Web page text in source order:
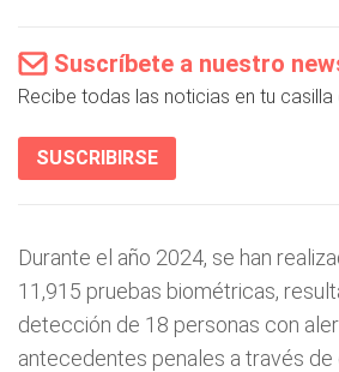
Suscríbete a nuestro
Recibe todas las noticias en tu casilla
SUSCRIBIRSE
Durante el año 2024, se han
11,915 pruebas biométricas,
detección de 18 personas con
antecedentes penales a través de